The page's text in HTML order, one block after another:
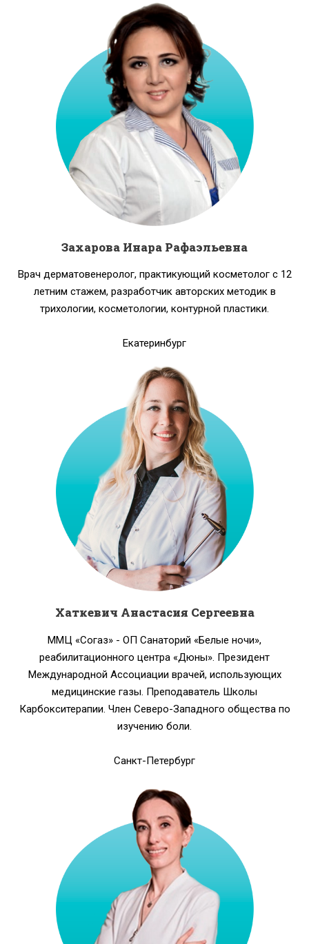
Захарова Инара Рафаэльевна
Врач дерматовенеролог, практикующий косметолог с 12
летним стажем, разработчик авторских методик в
трихологии, косметологии, контурной пластики.
Екатеринбург
Хаткевич Анастасия Сергеевна
ММЦ «Согаз» - ОП Санаторий «Белые ночи»,
реабилитационного центра «Дюны». Президент
Международной Ассоциации врачей, использующих
медицинские газы. Преподаватель Школы
Карбокситерапии. Член Северо-Западного общества по
изучению боли.
Санкт-Петербург